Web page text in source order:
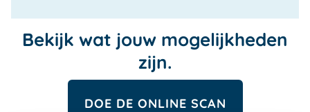
Bekijk wat jouw mogelijkheden
zijn.
DOE DE ONLINE SCAN